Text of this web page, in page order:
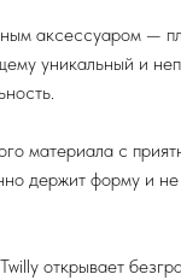
аксессуаром —
уникальный и
материала с
держит форму и
открывает